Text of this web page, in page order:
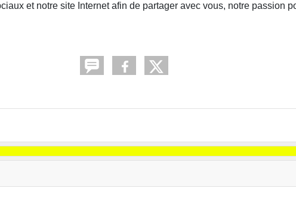
et notre site Internet afin de partager avec vous, notre passion